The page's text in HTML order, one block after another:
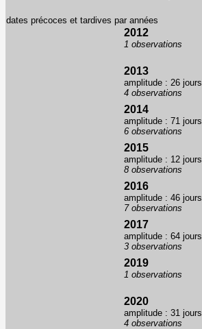
dates précoces et tardives par années
2012
1 observations
2013
amplitude : 26 jours
4 observations
2014
amplitude : 71 jours
6 observations
2015
amplitude : 12 jours
8 observations
2016
amplitude : 46 jours
7 observations
2017
amplitude : 64 jours
3 observations
2019
1 observations
2020
amplitude : 31 jours
4 observations